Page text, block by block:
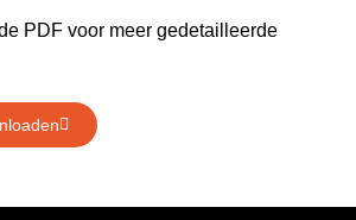
PDF voor meer gedetailleerde